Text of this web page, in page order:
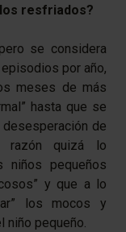
resfriados?
se considera
por año,
meses de más
hasta que se
de
razón quizá lo
niños pequeños
y que a lo
los mocos y
niño pequeño.